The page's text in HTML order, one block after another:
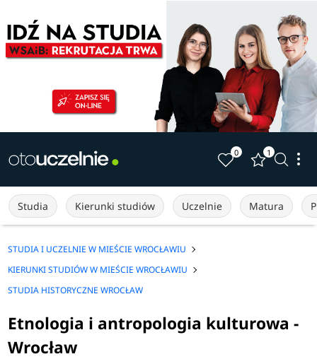
0 1
Studia Kierunki studiów Uczelnie Matura
STUDIA I UCZELNIE W MIEŚCIE WROCŁAWIU
KIERUNKI STUDIÓW W MIEŚCIE WROCŁAWIU
STUDIA HISTORYCZNE WROCŁAW
Etnologia i antropologia kulturowa -
Wrocław